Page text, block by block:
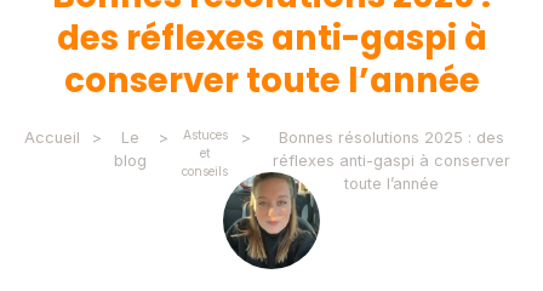
des réflexes anti-gaspi à
conserver toute l’année
Accueil >
Le
blog
>
Astuces
et
conseils
>
Bonnes résolutions 2025 : des
réflexes anti-gaspi à conserver
toute l’année